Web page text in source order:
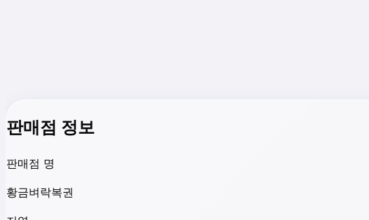
판매점 정보
판매점 명
황금벼락복권